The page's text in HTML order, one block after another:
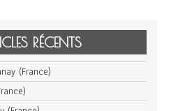
RÉCENTS
(France)